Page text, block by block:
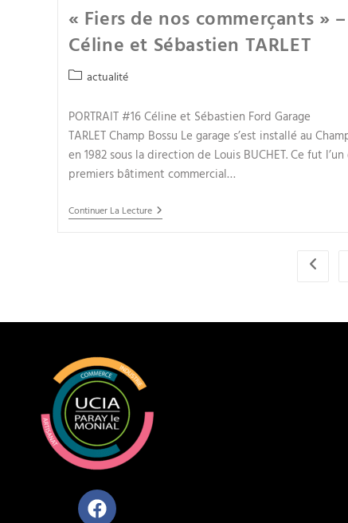
« Fiers de nos commerçants » –
Céline et Sébastien TARLET
actualité
PORTRAIT #16 Céline et Sébastien Ford Garage
TARLET Champ Bossu Le garage s’est installé au
en 1982 sous la direction de Louis BUCHET. Ce fut l’un
premiers bâtiment commercial…
Continuer La Lecture